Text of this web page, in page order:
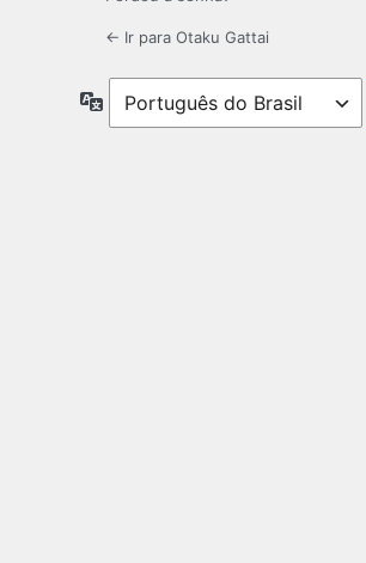
← Ir para Otaku Gattai
Idioma